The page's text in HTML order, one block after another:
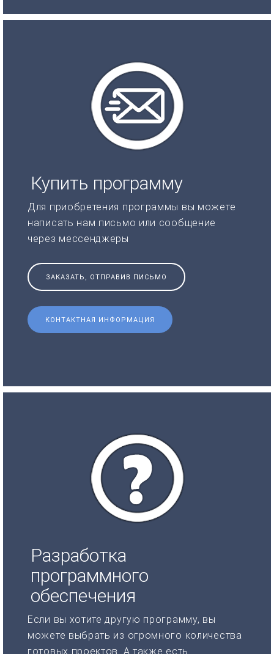
Купить программу
Для приобретения программы вы можете
написать нам письмо или сообщение
через мессенджеры
ЗАКАЗАТЬ, ОТПРАВИВ ПИСЬМО
КОНТАКТНАЯ ИНФОРМАЦИЯ
Разработка
программного
обеспечения
Если вы хотите другую программу, вы
можете выбрать из огромного количества
готовых проектов. А также есть